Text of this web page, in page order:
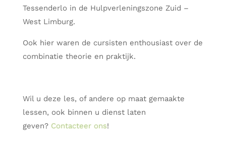
Tessenderlo in de Hulpverleningszone Zuid –
West Limburg.
Ook hier waren de cursisten enthousiast over de
combinatie theorie en praktijk.
Wil u deze les, of andere op maat gemaakte
lessen, ook binnen u dienst laten
geven? Contacteer ons!